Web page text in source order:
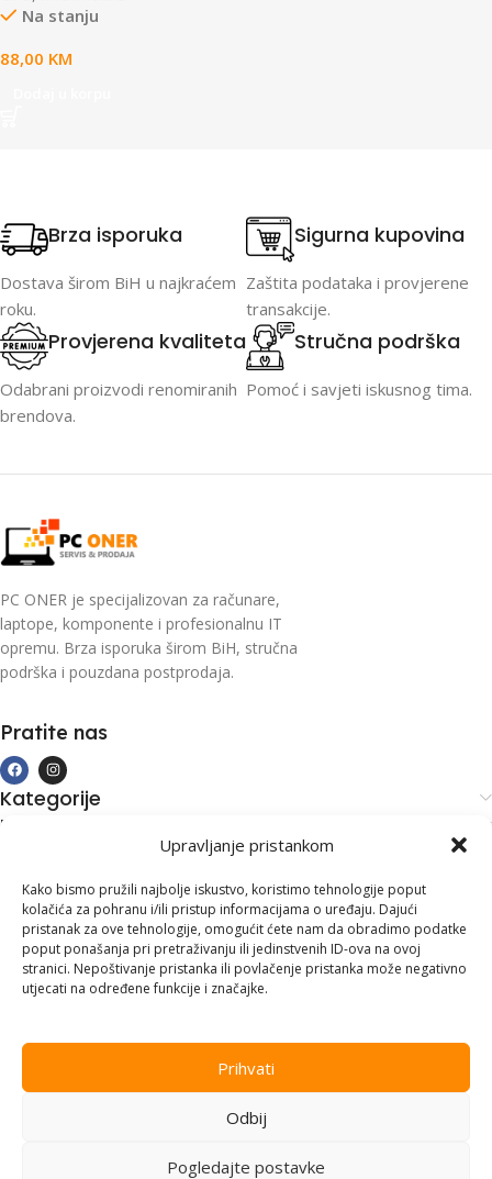
Upravljanje pristankom
Kako bismo pružili najbolje iskustvo, koristimo tehnologije poput
kolačića za pohranu i/ili pristup informacijama o uređaju. Dajući
pristanak za ove tehnologije, omogućit ćete nam da obradimo podatke
poput ponašanja pri pretraživanju ili jedinstvenih ID-ova na ovoj
stranici. Nepoštivanje pristanka ili povlačenje pristanka može negativno
utjecati na određene funkcije i značajke.
Prihvati
Odbij
Pogledajte postavke
Na stanju
88,00 KM
Brza isporuka
Dostava širom BiH u najkraćem
roku.
Sigurna kupovina
Zaštita podataka i provjerene
transakcije.
Provjerena kvaliteta
Odabrani proizvodi renomiranih
brendova.
Stručna podrška
Pomoć i savjeti iskusnog tima.
PC ONER je specijalizovan za računare,
laptope, komponente i profesionalnu IT
opremu. Brza isporuka širom BiH, stručna
podrška i pouzdana postprodaja.
Pratite nas
Kategorije
Kupovina i podrška
Kontakt informacije
Branilaca Bosne, 75 300 Lukavac
+387 35 555 999
info@pconer.ba
Vision.